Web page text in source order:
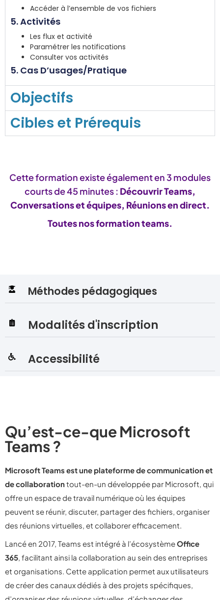
Accéder à l’ensemble de vos fichiers​
5. Activités
Les flux et activité ​
Paramétrer les notifications
Consulter vos activités​
‍5. Cas D’usages/Pratique
Objectifs
Cibles et Prérequis
Cette formation existe également en 3 modules
courts de 45 minutes : Découvrir Teams,
Conversations et équipes, Réunions en direct.
Toutes nos formation teams.
Méthodes pédagogiques
Modalités d'inscription
Accessibilité
Qu’est-ce-que Microsoft
Teams ?
Microsoft Teams est une plateforme de communication et
de collaborationtout-en-un développée par Microsoft, qui
offre un espace de travail numérique où les équipes
peuvent se réunir, discuter, partager des fichiers, organiser
des réunions virtuelles, et collaborer efficacement.
Lancé en 2017, Teams est intégré à l’écosystèmeOffice
365 , facilitant ainsi la collaboration au sein des entreprises
et organisations. Cette application permet aux utilisateurs
de créer des canaux dédiés à des projets spécifiques,